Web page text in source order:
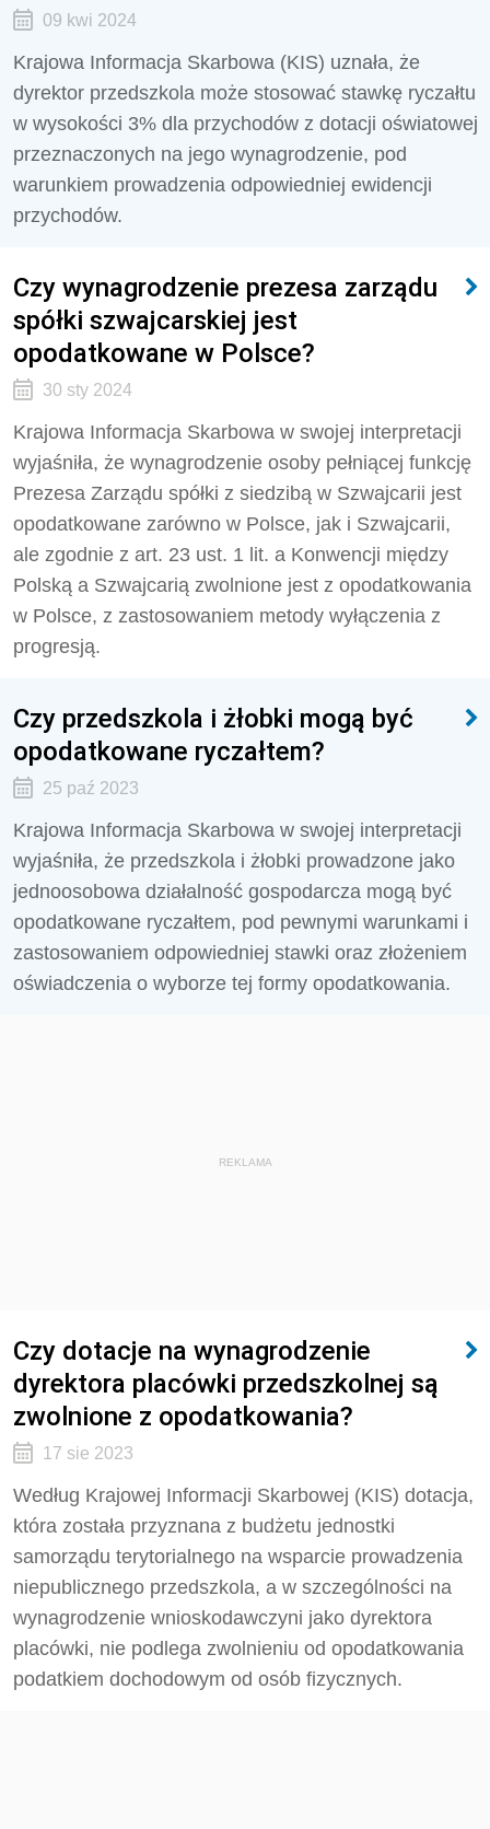
09 kwi 2024
Krajowa Informacja Skarbowa (KIS) uznała, że
dyrektor przedszkola może stosować stawkę ryczałtu
w wysokości 3% dla przychodów z dotacji oświatowej
przeznaczonych na jego wynagrodzenie, pod
warunkiem prowadzenia odpowiedniej ewidencji
przychodów.
Czy wynagrodzenie prezesa zarządu
spółki szwajcarskiej jest
opodatkowane w Polsce?
30 sty 2024
Krajowa Informacja Skarbowa w swojej interpretacji
wyjaśniła, że wynagrodzenie osoby pełniącej funkcję
Prezesa Zarządu spółki z siedzibą w Szwajcarii jest
opodatkowane zarówno w Polsce, jak i Szwajcarii,
ale zgodnie z art. 23 ust. 1 lit. a Konwencji między
Polską a Szwajcarią zwolnione jest z opodatkowania
w Polsce, z zastosowaniem metody wyłączenia z
progresją.
Czy przedszkola i żłobki mogą być
opodatkowane ryczałtem?
25 paź 2023
Krajowa Informacja Skarbowa w swojej interpretacji
wyjaśniła, że przedszkola i żłobki prowadzone jako
jednoosobowa działalność gospodarcza mogą być
opodatkowane ryczałtem, pod pewnymi warunkami i
zastosowaniem odpowiedniej stawki oraz złożeniem
oświadczenia o wyborze tej formy opodatkowania.
REKLAMA
Czy dotacje na wynagrodzenie
dyrektora placówki przedszkolnej są
zwolnione z opodatkowania?
17 sie 2023
Według Krajowej Informacji Skarbowej (KIS) dotacja,
która została przyznana z budżetu jednostki
samorządu terytorialnego na wsparcie prowadzenia
niepublicznego przedszkola, a w szczególności na
wynagrodzenie wnioskodawczyni jako dyrektora
placówki, nie podlega zwolnieniu od opodatkowania
podatkiem dochodowym od osób fizycznych.